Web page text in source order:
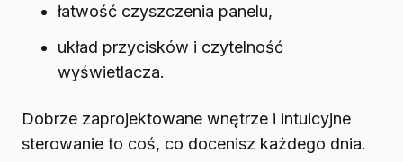
łatwość czyszczenia panelu,
układ przycisków i czytelność
wyświetlacza.
Dobrze zaprojektowane wnętrze i intuicyjne
sterowanie to coś, co docenisz każdego dnia.